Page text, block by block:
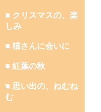
■ クリスマスの、楽
しみ
■ 猫さんに会いに
■ 紅葉の秋
■ 思い出の、ねむね
む